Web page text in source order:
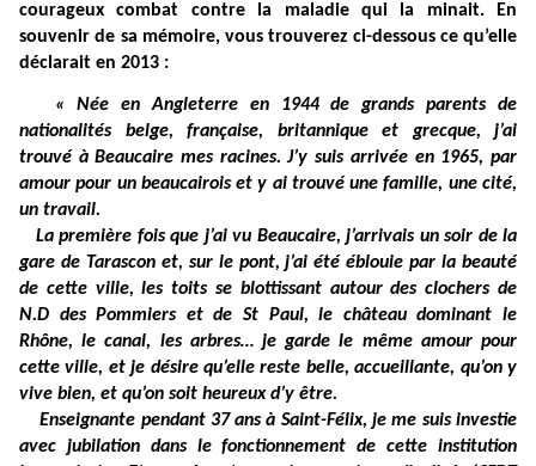
courageux combat contre la maladie qui la minait. En
souvenir de sa mémoire, vous trouverez ci-dessous ce qu’elle
déclarait en 2013 :
« Née en Angleterre en 1944 de grands parents de
nationalités belge, française, britannique et grecque, j’ai
trouvé à Beaucaire mes racines. J’y suis arrivée en 1965, par
amour pour un beaucairois et y ai trouvé une famille, une cité,
un travail.
La première fois que j’ai vu Beaucaire, j’arrivais un soir de la
gare de Tarascon et, sur le pont, j’ai été éblouie par la beauté
de cette ville, les toits se blottissant autour des clochers de
N.D des Pommiers et de St Paul, le château dominant le
Rhône, le canal, les arbres… je garde le même amour pour
cette ville, et je désire qu’elle reste belle, accueillante, qu’on y
vive bien, et qu’on soit heureux d’y être.
Enseignante pendant 37 ans à Saint-Félix, je me suis investie
avec jubilation dans le fonctionnement de cette institution